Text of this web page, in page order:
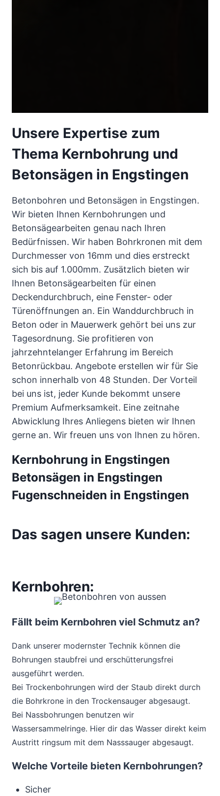
Unsere Expertise zum
Thema Kernbohrung und
Betonsägen in Engstingen
Betonbohren und Betonsägen in Engstingen.
Wir bieten Ihnen Kernbohrungen und
Betonsägearbeiten genau nach Ihren
Bedürfnissen. Wir haben Bohrkronen mit dem
Durchmesser von 16mm und dies erstreckt
sich bis auf 1.000mm. Zusätzlich bieten wir
Ihnen Betonsägearbeiten für einen
Deckendurchbruch, eine Fenster- oder
Türenöffnungen an. Ein Wanddurchbruch in
Beton oder in Mauerwerk gehört bei uns zur
Tagesordnung. Sie profitieren von
jahrzehntelanger Erfahrung im Bereich
Betonrückbau. Angebote erstellen wir für Sie
schon innerhalb von 48 Stunden. Der Vorteil
bei uns ist, jeder Kunde bekommt unsere
Premium Aufmerksamkeit. Eine zeitnahe
Abwicklung Ihres Anliegens bieten wir Ihnen
gerne an. Wir freuen uns von Ihnen zu hören.
Kernbohrung in Engstingen
Betonsägen in Engstingen
Fugenschneiden in Engstingen
Das sagen unsere Kunden:
Kernbohren:
Fällt beim Kernbohren viel Schmutz an?
Dank unserer modernster Technik können die
Bohrungen staubfrei und erschütterungsfrei
ausgeführt werden.
Bei Trockenbohrungen wird der Staub direkt durch
die Bohrkrone in den Trockensauger abgesaugt.
Bei Nassbohrungen benutzen wir
Wassersammelringe. Hier dir das Wasser direkt keim
Austritt ringsum mit dem Nasssauger abgesaugt.
Welche Vorteile bieten Kernbohrungen?
Sicher